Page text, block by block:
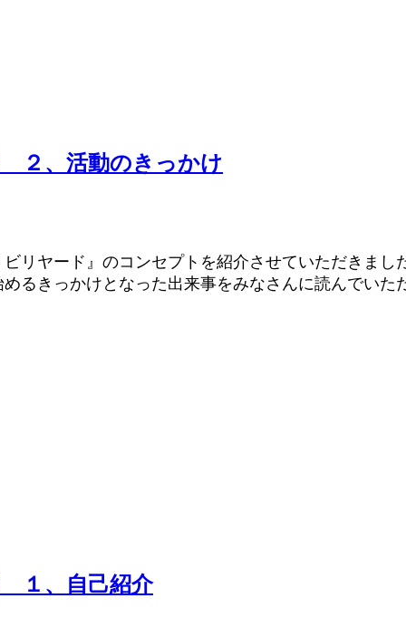
２、活動のきっかけ
リヤード』のコンセプトを紹介させていただきまし
るきっかけとなった出来事をみなさんに読んでいた
１、自己紹介